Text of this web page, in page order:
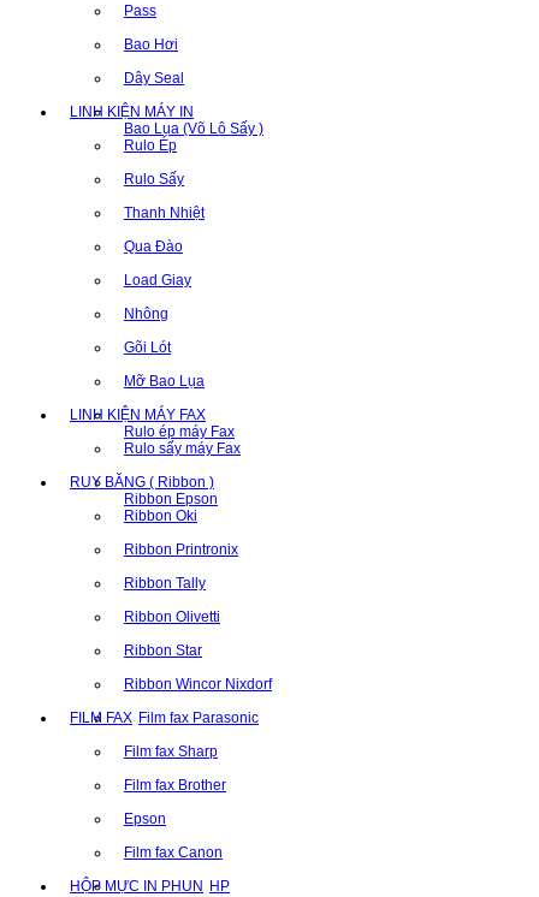
Pass
Bao Hơi
Dây Seal
LINH KIỆN MÁY IN
Bao Lụa (Võ Lô Sấy )
Rulo Ép
Rulo Sấy
Thanh Nhiệt
Qua Đào
Load Giay
Nhông
Gõi Lót
Mỡ Bao Lụa
LINH KIỆN MÁY FAX
Rulo ép máy Fax
Rulo sấy máy Fax
RUY BĂNG ( Ribbon )
Ribbon Epson
Ribbon Oki
Ribbon Printronix
Ribbon Tally
Ribbon Olivetti
Ribbon Star
Ribbon Wincor Nixdorf
FILM FAX Film fax Parasonic
Film fax Sharp
Film fax Brother
Epson
Film fax Canon
HỘP MỰC IN PHUN HP